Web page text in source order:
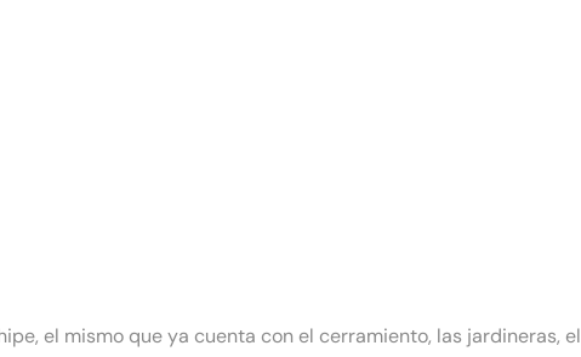
el mismo que ya cuenta con el cerramiento, las jardineras, el